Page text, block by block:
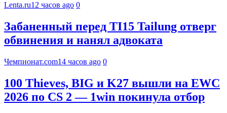
Lenta.ru12 часов ago 0
Забаненный перед TI15 Tailung отверг
обвинения и нанял адвоката
Чемпионат.com14 часов ago 0
100 Thieves, BIG и K27 вышли на EWC
2026 по CS 2 — 1win покинула отбор